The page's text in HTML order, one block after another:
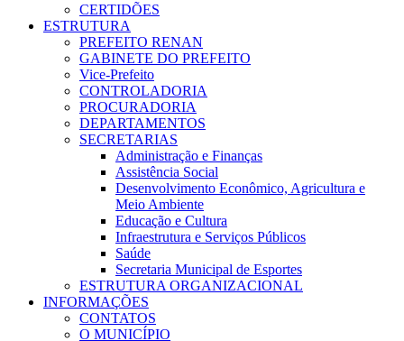
CERTIDÕES
ESTRUTURA
PREFEITO RENAN
GABINETE DO PREFEITO
Vice-Prefeito
CONTROLADORIA
PROCURADORIA
DEPARTAMENTOS
SECRETARIAS
Administração e Finanças
Assistência Social
Desenvolvimento Econômico, Agricultura e
Meio Ambiente
Educação e Cultura
Infraestrutura e Serviços Públicos
Saúde
Secretaria Municipal de Esportes
ESTRUTURA ORGANIZACIONAL
INFORMAÇÕES
CONTATOS
O MUNICÍPIO